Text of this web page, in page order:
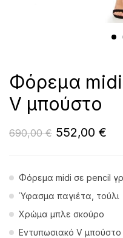
Φόρεμα midi
V μπούστο
690,00€ 552,00 €
Φόρεμα midi σε pencil
Ύφασμα παγιέτα, τούλι
Χρώμα μπλε σκούρο
Εντυπωσιακό V